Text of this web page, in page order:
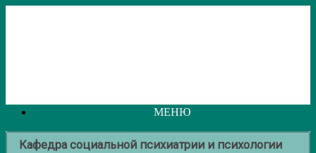
МЕНЮ
Кафедра социальной психиатрии и психологии